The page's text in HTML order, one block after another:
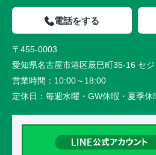
電話をする
〒455-0003
愛知県名古屋市港区辰巳町35-16 セ
営業時間： 10:00～18:00
定休日： 毎週水曜・GW休暇・夏季休